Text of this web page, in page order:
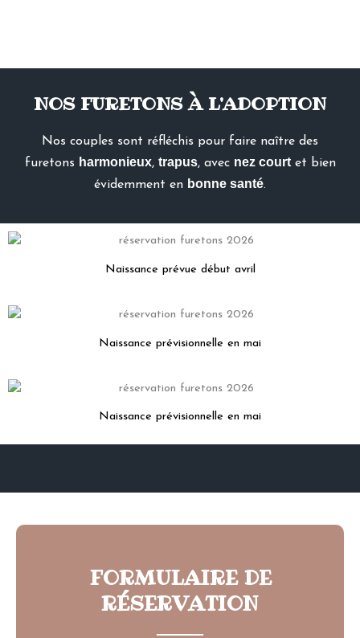
NOS FURETONS À L'ADOPTION
Nos couples sont réfléchis pour faire naître des
furetons harmonieux, trapus, avec nez courtet bien
évidemment en bonne santé.
Naissance prévue début avril
Naissance prévisionnelle en mai
Naissance prévisionnelle en mai
FORMULAIRE DE
RÉSERVATION